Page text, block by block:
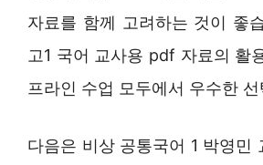
자료를 함께 고려하는 것이 좋
고1 국어 교사용 pdf 자료의 활
프라인 수업 모두에서 우수한
다음은 비상 공통국어 1 박영민